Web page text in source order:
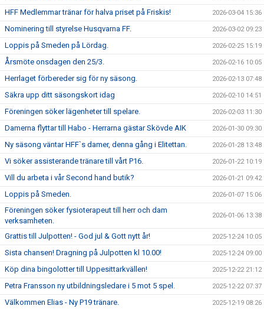
HFF Medlemmar tränar för halva priset på Friskis! 2026-03-04 15:36
Nominering till styrelse Husqvarna FF. 2026-03-02 09:23
Loppis på Smeden på Lördag. 2026-02-25 15:19
Årsmöte onsdagen den 25/3. 2026-02-16 10:05
Herrlaget förbereder sig för ny säsong. 2026-02-13 07:48
Säkra upp ditt säsongskort idag 2026-02-10 14:51
Föreningen söker lägenheter till spelare. 2026-02-03 11:30
Damerna flyttar till Habo - Herrarna gästar Skövde AIK 2026-01-30 09:30
Ny säsong väntar HFF`s damer, denna gång i Elitettan. 2026-01-28 13:48
Vi söker assisterande tränare till vårt P16. 2026-01-22 10:19
Vill du arbeta i vår Second hand butik? 2026-01-21 09:42
Loppis på Smeden. 2026-01-07 15:06
Föreningen söker fysioterapeut till herr och dam
verksamheten.
2026-01-06 13:38
Grattis till Julpotten! - God jul & Gott nytt år! 2025-12-24 10:05
Sista chansen! Dragning på Julpotten kl 10.00! 2025-12-24 09:00
Köp dina bingolotter till Uppesittarkvällen! 2025-12-22 21:12
Petra Fransson ny utbildningsledare i 5 mot 5 spel. 2025-12-22 07:37
Välkommen Elias - Ny P19 tränare. 2025-12-19 08:26